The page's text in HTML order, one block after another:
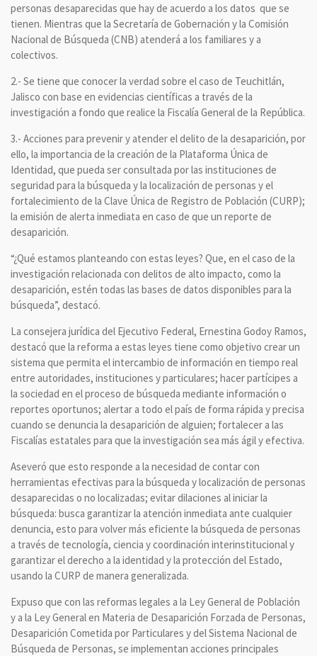
personas desaparecidas que hay de acuerdo a los datos que se
tienen. Mientras que la Secretaría de Gobernación y la Comisión
Nacional de Búsqueda (CNB) atenderá a los familiares y a
colectivos.
2.- Se tiene que conocer la verdad sobre el caso de Teuchitlán,
Jalisco con base en evidencias científicas a través de la
investigación a fondo que realice la Fiscalía General de la República.
3.- Acciones para prevenir y atender el delito de la desaparición, por
ello, la importancia de la creación de la Plataforma Única de
Identidad, que pueda ser consultada por las instituciones de
seguridad para la búsqueda y la localización de personas y el
fortalecimiento de la Clave Única de Registro de Población (CURP);
la emisión de alerta inmediata en caso de que un reporte de
desaparición.
“¿Qué estamos planteando con estas leyes? Que, en el caso de la
investigación relacionada con delitos de alto impacto, como la
desaparición, estén todas las bases de datos disponibles para la
búsqueda”, destacó.
La consejera jurídica del Ejecutivo Federal, Ernestina Godoy Ramos,
destacó que la reforma a estas leyes tiene como objetivo crear un
sistema que permita el intercambio de información en tiempo real
entre autoridades, instituciones y particulares; hacer partícipes a
la sociedad en el proceso de búsqueda mediante información o
reportes oportunos; alertar a todo el país de forma rápida y precisa
cuando se denuncia la desaparición de alguien; fortalecer a las
Fiscalías estatales para que la investigación sea más ágil y efectiva.
Aseveró que esto responde a la necesidad de contar con
herramientas efectivas para la búsqueda y localización de personas
desaparecidas o no localizadas; evitar dilaciones al iniciar la
búsqueda: busca garantizar la atención inmediata ante cualquier
denuncia, esto para volver más eficiente la búsqueda de personas
a través de tecnología, ciencia y coordinación interinstitucional y
garantizar el derecho a la identidad y la protección del Estado,
usando la CURP de manera generalizada.
Expuso que con las reformas legales a la Ley General de Población
y a la Ley General en Materia de Desaparición Forzada de Personas,
Desaparición Cometida por Particulares y del Sistema Nacional de
Búsqueda de Personas, se implementan acciones principales